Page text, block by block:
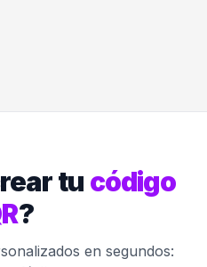
tu código
?
en segundos: